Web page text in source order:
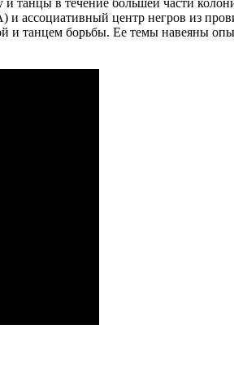
и ассоциативный центр негров из
и танцем борьбы. Ее темы навеяны